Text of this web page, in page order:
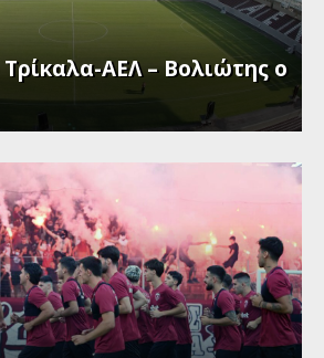
ΑΕΛ – Βολιώτης ο